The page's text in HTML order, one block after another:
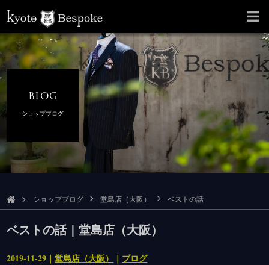
BLOG
ショップブログ
ショップブログ 堂島店（大阪） ベストの話
ベストの話｜堂島店（大阪）
2019-11-29｜堂島店（大阪） ｜ ブログ